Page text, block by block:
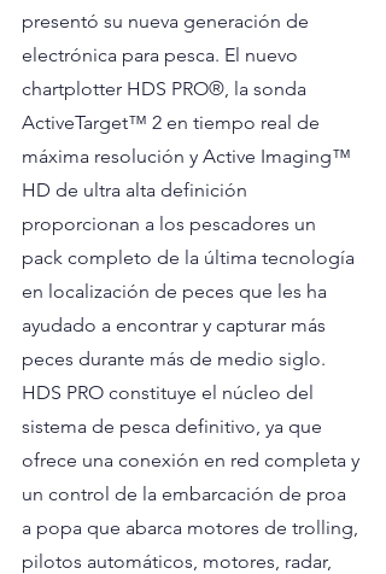
presentó su nueva generación de
electrónica para pesca. El nuevo
chartplotter HDS PRO®, la sonda
ActiveTarget™ 2 en tiempo real de
máxima resolución y Active Imaging™
HD de ultra alta definición
proporcionan a los pescadores un
pack completo de la última tecnología
en localización de peces que les ha
ayudado a encontrar y capturar más
peces durante más de medio siglo.
HDS PRO constituye el núcleo del
sistema de pesca definitivo, ya que
ofrece una conexión en red completa y
un control de la embarcación de proa
a popa que abarca motores de trolling,
pilotos automáticos, motores, radar,